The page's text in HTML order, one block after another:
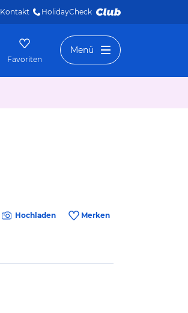
Kontakt HolidayCheck
Favoriten
Menü
Hochladen Merken